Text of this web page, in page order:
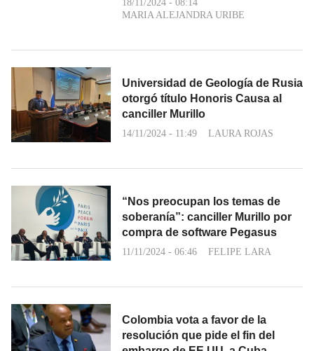
18/11/2024 - 08:14
MARIA ALEJANDRA URIBE
Universidad de Geología de Rusia
otorgó título Honoris Causa al
canciller Murillo
14/11/2024 - 11:49 LAURA ROJAS
“Nos preocupan los temas de
soberanía”: canciller Murillo por
compra de software Pegasus
11/11/2024 - 06:46 FELIPE LARA
Colombia vota a favor de la
resolución que pide el fin del